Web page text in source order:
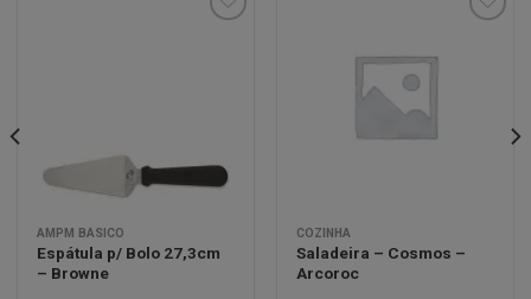
AMPM BÁSICO
Espátula p/ Bolo 27,3cm
– Browne
COZINHA
Saladeira – Cosmos –
Arcoroc